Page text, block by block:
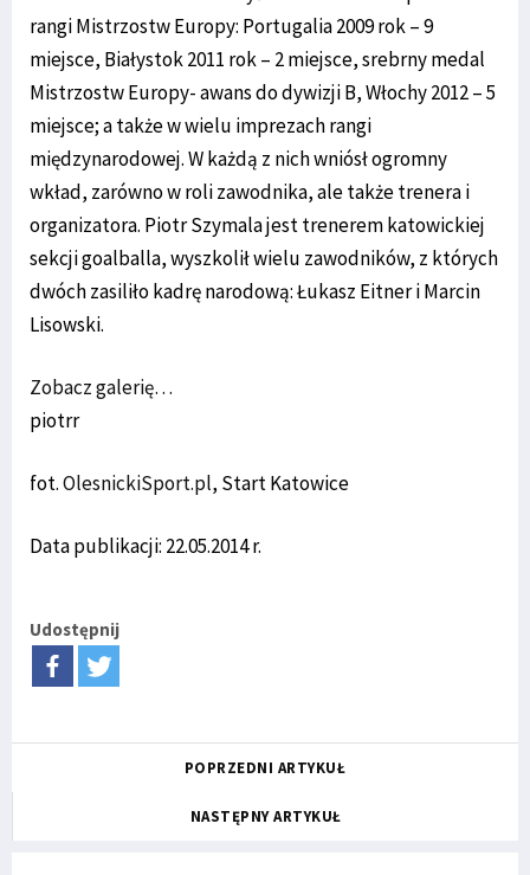
rangi Mistrzostw Europy: Portugalia 2009 rok – 9
miejsce, Białystok 2011 rok – 2 miejsce, srebrny medal
Mistrzostw Europy- awans do dywizji B, Włochy 2012 – 5
miejsce; a także w wielu imprezach rangi
międzynarodowej. W każdą z nich wniósł ogromny
wkład, zarówno w roli zawodnika, ale także trenera i
organizatora. Piotr Szymala jest trenerem katowickiej
sekcji goalballa, wyszkolił wielu zawodników, z których
dwóch zasiliło kadrę narodową: Łukasz Eitner i Marcin
Lisowski.
Zobacz galerię…
piotrr
fot.OlesnickiSport.pl, Start Katowice
Data publikacji: 22.05.2014 r.
Udostępnij
POPRZEDNI ARTYKUŁ
NASTĘPNY ARTYKUŁ